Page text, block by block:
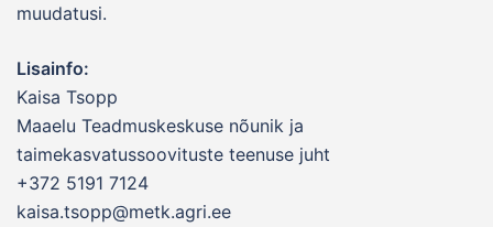
muudatusi.
Lisainfo:
Kaisa Tsopp
Maaelu Teadmuskeskuse nõunik ja
taimekasvatussoovituste teenuse juht
+372 5191 7124
kaisa.tsopp@metk.agri.ee